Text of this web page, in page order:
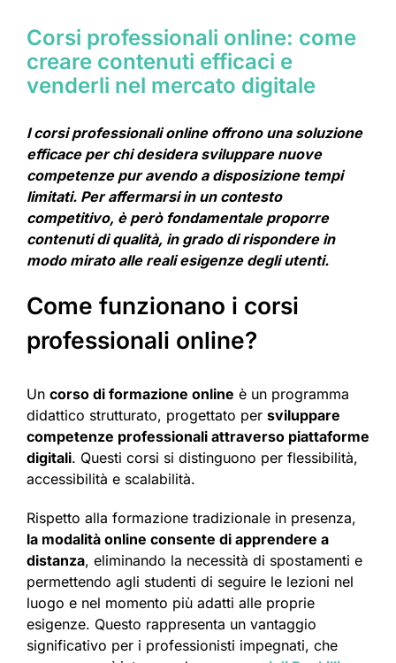
Corsi professionali online: come
creare contenuti efficaci e
venderli nel mercato digitale
I corsi professionali online offrono una soluzione
efficace per chi desidera sviluppare nuove
competenze pur avendo a disposizione tempi
limitati. Per affermarsi in un contesto
competitivo, è però fondamentale proporre
contenuti di qualità, in grado di rispondere in
modo mirato alle reali esigenze degli utenti.
Come funzionano i corsi
professionali online?
Un corso di formazione online è un programma
didattico strutturato, progettato per sviluppare
competenze professionali attraverso piattaforme
digitali. Questi corsi si distinguono per flessibilità,
accessibilità e scalabilità.
Rispetto alla formazione tradizionale in presenza,
la modalità online consente di apprendere a
distanza, eliminando la necessità di spostamenti e
permettendo agli studenti di seguire le lezioni nel
luogo e nel momento più adatti alle proprie
esigenze. Questo rappresenta un vantaggio
significativo per i professionisti impegnati, che